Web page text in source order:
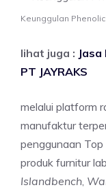
Keunggulan
lihat juga :
PT JAYRAKS
melalui platform
manufaktur
penggunaan
produk furnitur
Islandbench,